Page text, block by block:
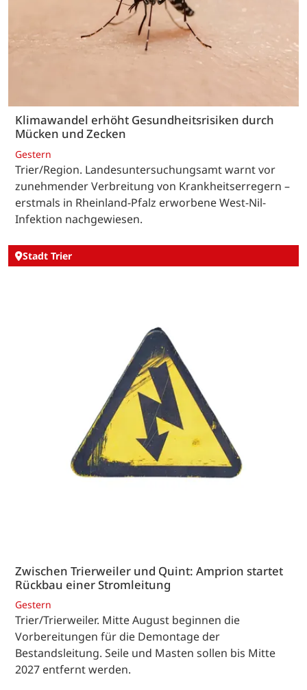
Klimawandel erhöht Gesundheitsrisiken durch
Mücken und Zecken
Gestern
Trier/Region. Landesuntersuchungsamt warnt vor
zunehmender Verbreitung von Krankheitserregern –
erstmals in Rheinland-Pfalz erworbene West-Nil-
Infektion nachgewiesen.
Stadt Trier
Zwischen Trierweiler und Quint: Amprion startet
Rückbau einer Stromleitung
Gestern
Trier/Trierweiler. Mitte August beginnen die
Vorbereitungen für die Demontage der
Bestandsleitung. Seile und Masten sollen bis Mitte
2027 entfernt werden.